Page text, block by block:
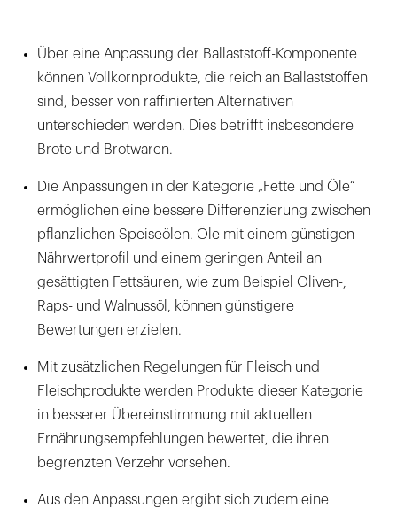
Über eine Anpassung der Ballaststoff-Komponente
können Vollkornprodukte, die reich an Ballaststoffen
sind, besser von raffinierten Alternativen
unterschieden werden. Dies betrifft insbesondere
Brote und Brotwaren.
Die Anpassungen in der Kategorie „Fette und Öle“
ermöglichen eine bessere Differenzierung zwischen
pflanzlichen Speiseölen. Öle mit einem günstigen
Nährwertprofil und einem geringen Anteil an
gesättigten Fettsäuren, wie zum Beispiel Oliven-,
Raps- und Walnussöl, können günstigere
Bewertungen erzielen.
Mit zusätzlichen Regelungen für Fleisch und
Fleischprodukte werden Produkte dieser Kategorie
in besserer Übereinstimmung mit aktuellen
Ernährungsempfehlungen bewertet, die ihren
begrenzten Verzehr vorsehen.
Aus den Anpassungen ergibt sich zudem eine